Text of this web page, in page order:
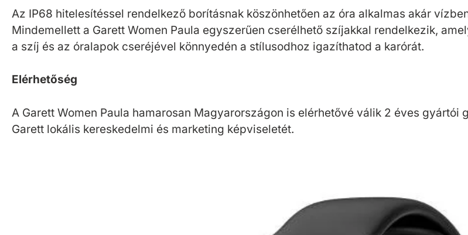
Az IP68 hitelesítéssel rendelkező borításnak köszönhetően az óra alkalmas akár
Mindemellett a Garett Women Paula egyszerűen cserélhető szíjakkal rendelkezik,
a szíj és az óralapok cseréjével könnyedén a stílusodhoz igazíthatod a karórát.
Elérhetőség
A Garett Women Paula hamarosan Magyarországon is elérhetővé válik 2 éves
Garett lokális kereskedelmi és marketing képviseletét.